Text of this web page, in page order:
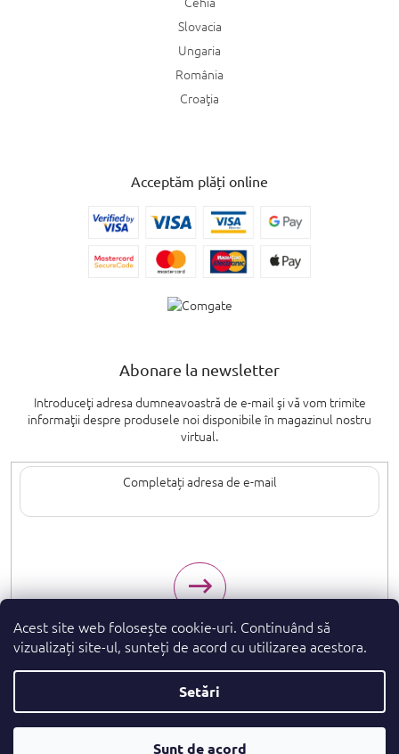
Acest site web folosește cookie-uri. Continuând să
vizualizați site-ul, sunteți de acord cu utilizarea acestora.
Setări
Sunt de acord
Slovacia
Ungaria
România
Croaţia
Acceptăm plăți online
Abonare la newsletter
Introduceţi adresa dumneavoastră de e-mail şi vă vom trimite
informaţii despre produsele noi disponibile în magazinul nostru
virtual.
Creat de Shoptet Premium
parfumeshop.ro
rezervate.